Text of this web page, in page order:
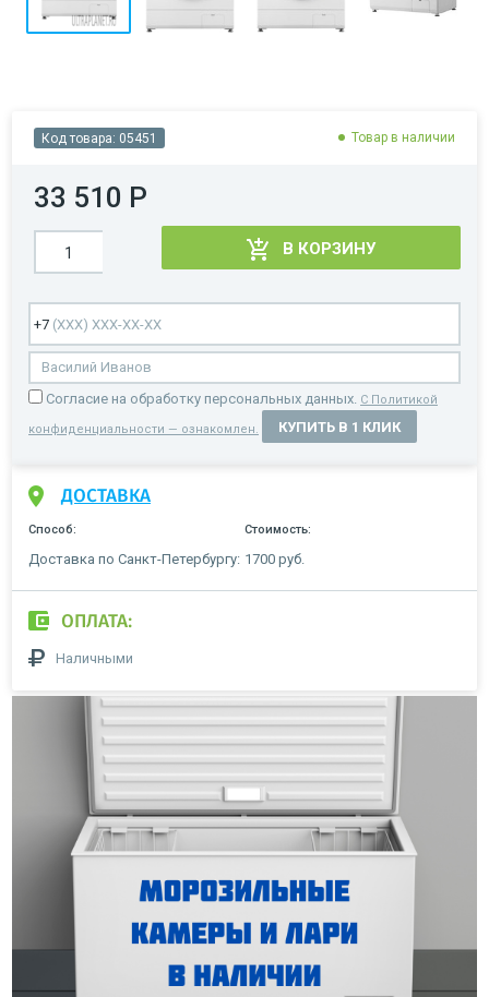
Код товара: 05451 Товар в наличии
33 510 Р
В КОРЗИНУ
Cогласие на обработку персональных данных. С Политикой
конфиденциальности — ознакомлен. КУПИТЬ В 1 КЛИК
ДОСТАВКА
Способ: Стоимость:
Доставка по Санкт-Петербургу: 1700 руб.
ОПЛАТА:
Наличными